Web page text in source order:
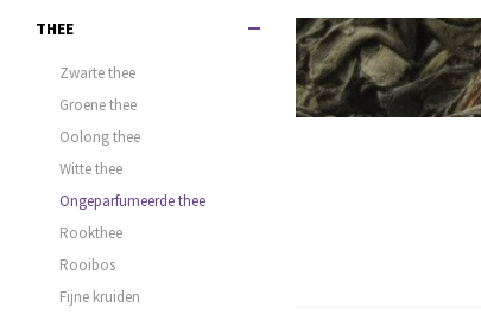
THEE
Zwarte thee
Groene thee
Oolong thee
Witte thee
Ongeparfumeerde thee
Rookthee
Rooibos
Fijne kruiden